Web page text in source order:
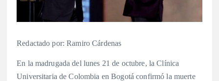
Redactado por: Ramiro Cárdenas
En la madrugada del lunes 21 de octubre, la Clínica
Universitaria de Colombia en Bogotá confirmó la muerte